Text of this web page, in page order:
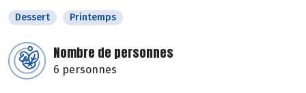
Dessert Printemps
Nombre de personnes
6 personnes